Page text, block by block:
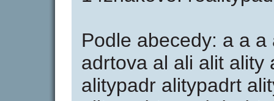
Podle abecedy: a a
adrtova al ali alit ality
alitypadr alitypadrt